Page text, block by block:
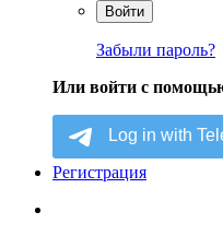
Войти
Забыли пароль?
Или войти с
Регистрация